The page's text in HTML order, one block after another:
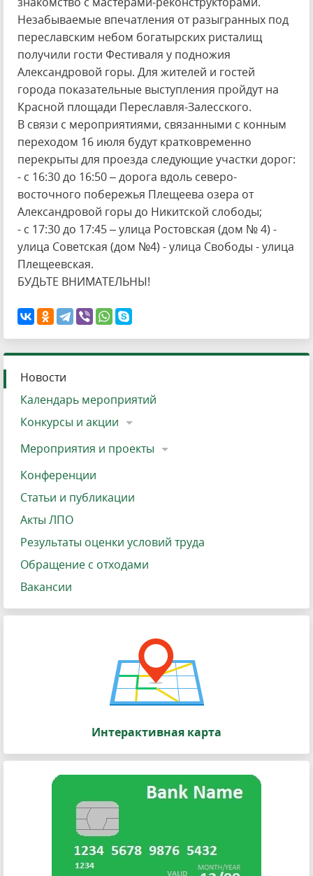
Незабываемые впечатления от разыгранных под
переславским небом богатырских ристалищ
получили гости Фестиваля у подножия
Александровой горы. Для жителей и гостей
города показательные выступления пройдут на
Красной площади Переславля-Залесского.
В связи с мероприятиями, связанными с конным
переходом 16 июля будут кратковременно
перекрыты для проезда следующие участки дорог:
- с 16:30 до 16:50 – дорога вдоль северо-
восточного побережья Плещеева озера от
Александровой горы до Никитской слободы;
- с 17:30 до 17:45 – улица Ростовская (дом № 4) -
улица Советская (дом №4) - улица Свободы - улица
Плещеевская.
БУДЬТЕ ВНИМАТЕЛЬНЫ!
Новости
Календарь мероприятий
Конкурсы и акции
Мероприятия и проекты
Конференции
Статьи и публикации
Акты ЛПО
Результаты оценки условий труда
Обращение с отходами
Вакансии
Интерактивная карта